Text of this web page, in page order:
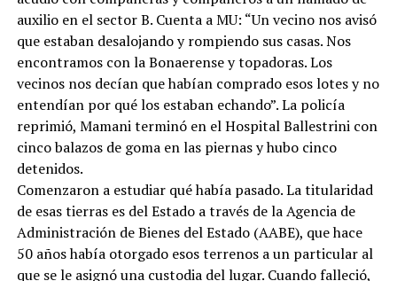
auxilio en el sector B. Cuenta a MU: “Un vecino nos avisó
que estaban desalojando y rompiendo sus casas. Nos
encontramos con la Bonaerense y topadoras. Los
vecinos nos decían que habían comprado esos lotes y no
entendían por qué los estaban echando”. La policía
reprimió, Mamani terminó en el Hospital Ballestrini con
cinco balazos de goma en las piernas y hubo cinco
detenidos.
Comenzaron a estudiar qué había pasado. La titularidad
de esas tierras es del Estado a través de la Agencia de
Administración de Bienes del Estado (AABE), que hace
50 años había otorgado esos terrenos a un particular al
que se le asignó una custodia del lugar. Cuando falleció,